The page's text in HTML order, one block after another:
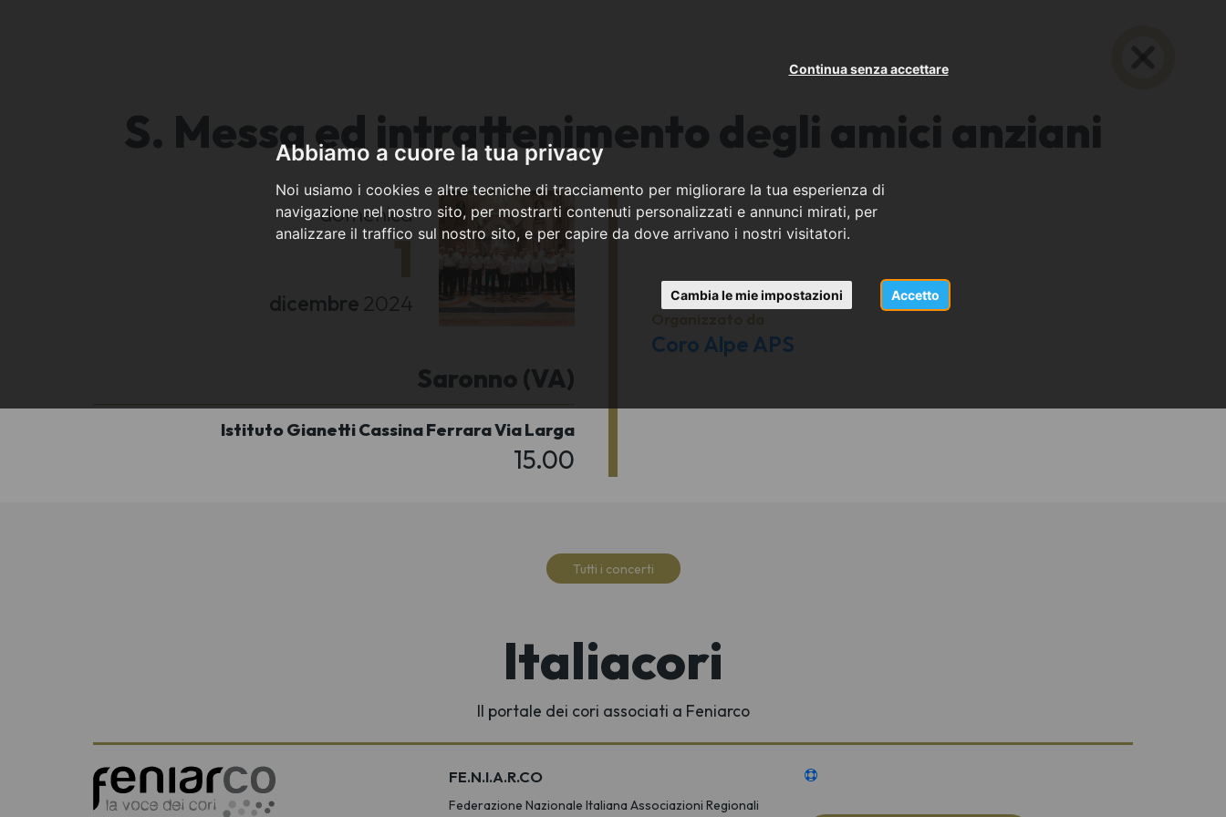
Abbiamo a cuore la tua privacy
Noi usiamo i cookies e altre tecniche di tracciamento per migliorare la tua esperienza di
navigazione nel nostro sito, per mostrarti contenuti personalizzati e annunci mirati, per
analizzare il traffico sul nostro sito, e per capire da dove arrivano i nostri visitatori.
Accetto
Continua senza accettare
Cambia le mie impostazioni
S. Messa ed intrattenimento degli amici anziani
domenica
1
dicembre 2024
Saronno (VA)
Istituto Gianetti Cassina Ferrara Via Larga
15.00
Coro Alpe APS
Tutti i concerti
Italiacori
Il portale dei cori associati a Feniarco
FE.N.I.A.R.CO
Federazione Nazionale Italiana Associazioni Regionali